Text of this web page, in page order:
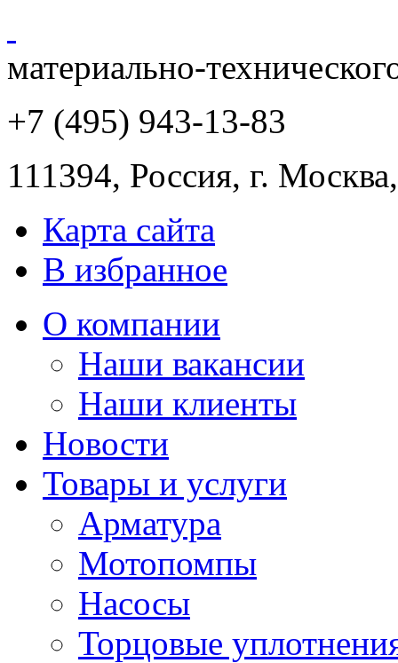
материально-
+7 (495) 943-13-83
111394, Россия, г. Москва
Карта сайта
В избранное
О компании
Наши вакансии
Наши клиенты
Новости
Товары и услуги
Арматура
Мотопомпы
Насосы
Торцовые